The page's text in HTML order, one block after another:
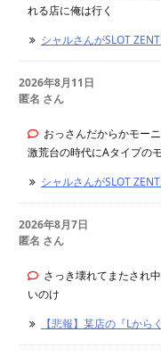
れる店に俺は行く
シャルさんがSLOT
2026年8月11日
匿名 さん
おっさんだからかモー
激荒台の時代にAタイプの
シャルさんがSLOT
2026年8月7日
匿名 さん
さっき壊れてまたされ
いのけ
【悲報】某店の『Lから